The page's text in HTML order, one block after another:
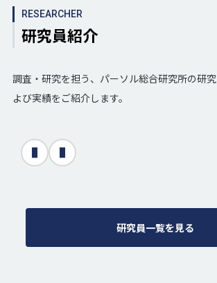
RESEARCHER
研究員紹介
調査・研究を担う、パーソル総合研究所の研
よび実績をご紹介します。
研究員一覧を見る